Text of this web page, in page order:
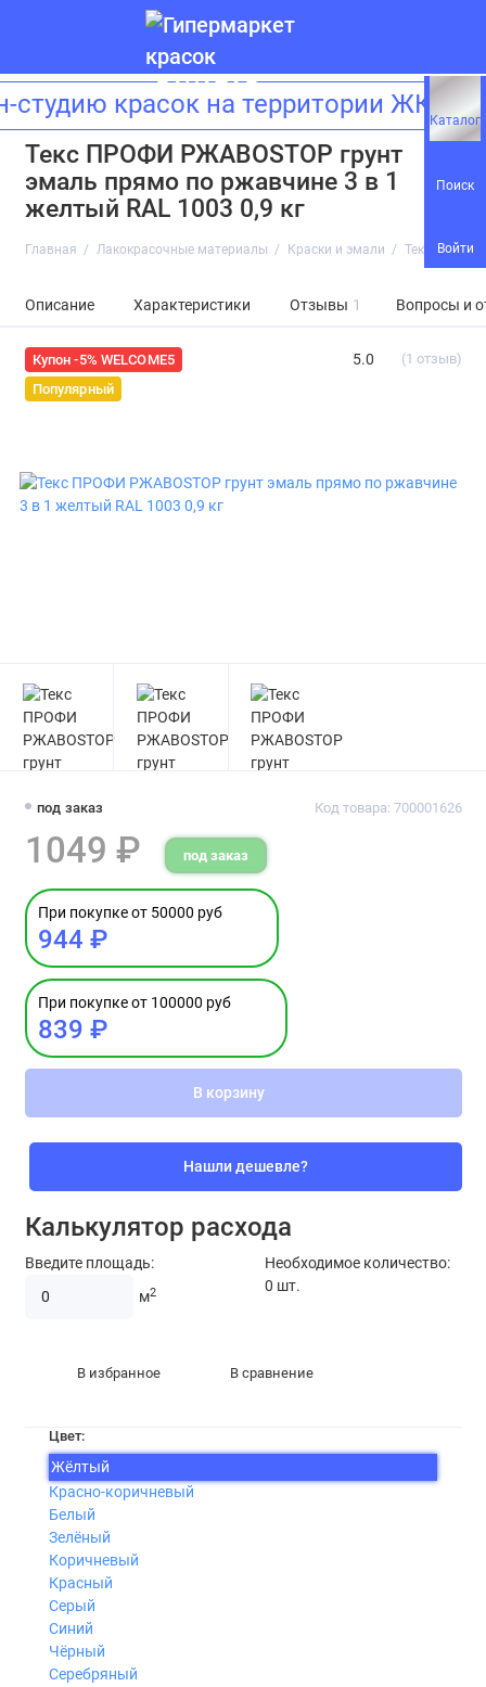
Каталог
Поиск
Войти
красок на территории ЖК
Текс ПРОФИ РЖАВОSTOP грунт
эмаль прямо по ржавчине 3 в 1
желтый RAL 1003 0,9 кг
Главная Лакокрасочные материалы Краски и эмали Текс ПРОФИ
Описание Характеристики Отзывы 1 Вопросы и
Купон -5% WELCOME5
Популярный
5.0 (1 отзыв)
под заказ Код товара: 700001626
1049 ₽ под заказ
При покупке от 50000 руб
944 ₽
При покупке от 100000 руб
839 ₽
В корзину
Нашли дешевле?
Калькулятор расхода
Введите площадь:
м2
Необходимое количество:
0 шт.
В избранное В сравнение
Цвет:
Жёлтый
Красно-коричневый
Белый
Зелёный
Коричневый
Красный
Серый
Синий
Чёрный
Серебряный